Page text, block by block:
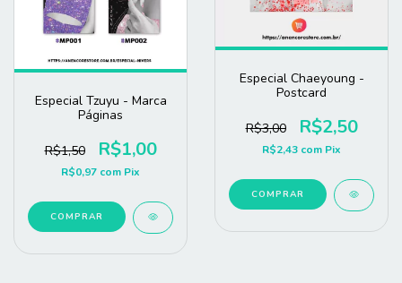
Especial Tzuyu - Marca
Páginas
R$1,50 R$1,00
R$0,97 com Pix
COMPRAR
Especial Chaeyoung -
Postcard
R$3,00 R$2,50
R$2,43 com Pix
COMPRAR